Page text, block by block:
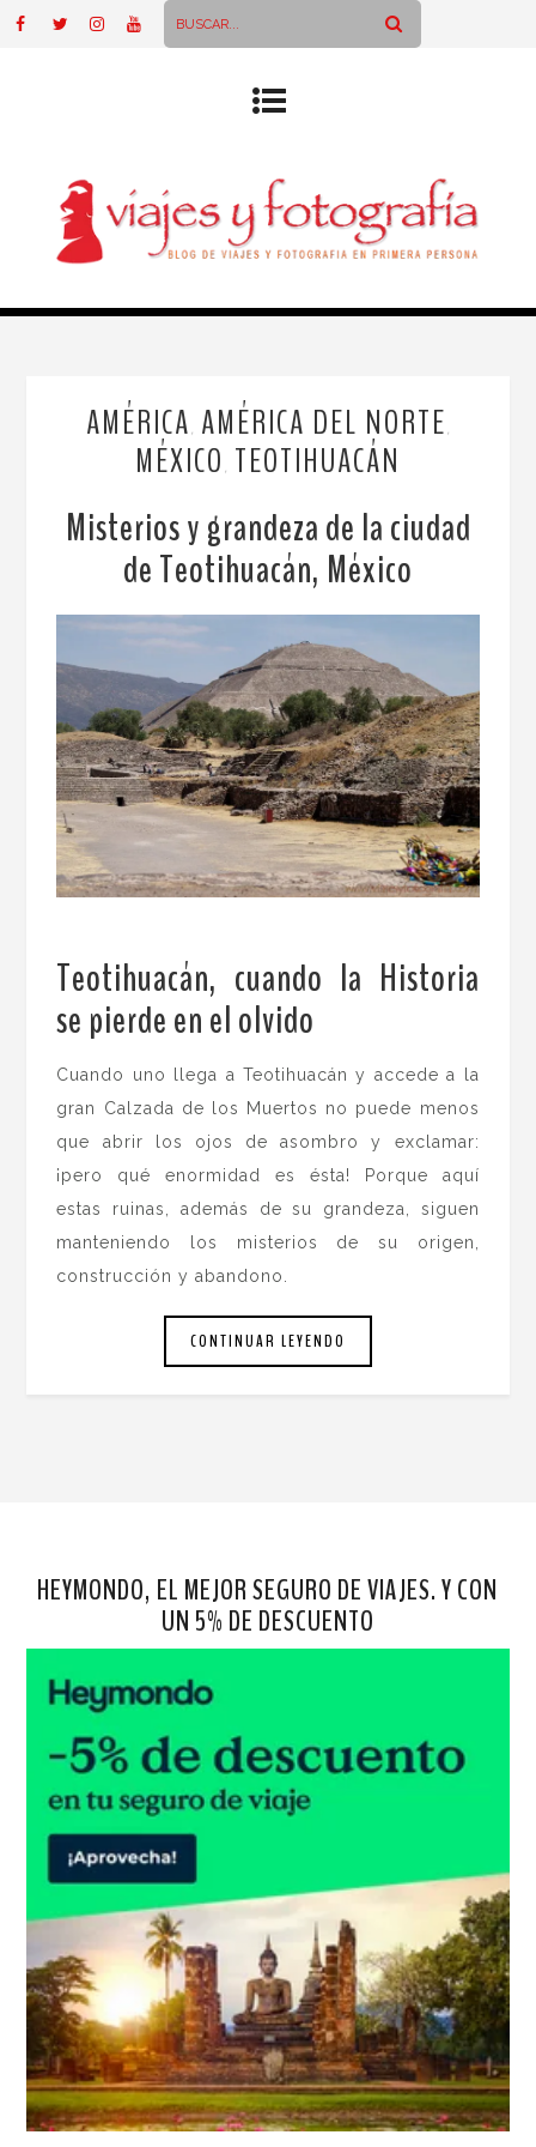
AMÉRICA AMÉRICA DEL NORTE
MÉXICO TEOTIHUACÁN
Misterios y grandeza de la ciudad
de Teotihuacán, México
Teotihuacán, cuando la Historia
se pierde en el olvido
Cuando uno llega a Teotihuacán y accede a la
gran Calzada de los Muertos no puede menos
que abrir los ojos de asombro y exclamar:
¡pero qué enormidad es ésta! Porque aquí
estas ruinas, además de su grandeza, siguen
manteniendo los misterios de su origen,
construcción y abandono.
CONTINUAR LEYENDO
HEYMONDO, EL MEJOR SEGURO DE VIAJES. Y CON
UN 5% DE DESCUENTO